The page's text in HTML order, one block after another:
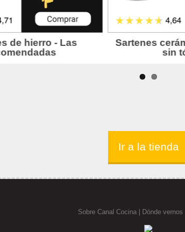
Ir a la tienda
Sobre Canal Cocina| Dónde vernos |